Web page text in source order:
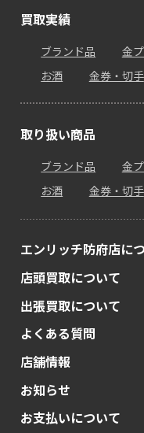
買取実績
ブランド品 金
お酒
金券・切手
取り扱い商品
ブランド品 金
お酒
金券・切手
エンリッチ防府店に
店頭買取について
出張買取について
よくある質問
店舗情報
お知らせ
お支払いについて